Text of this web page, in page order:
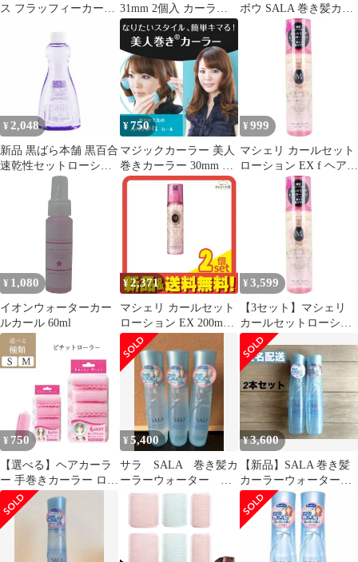
ス フラッフィーカール
ング スタイリング剤 熱
ダメージ カール カール
ヘア ふんわり なめらか
サロン専売品 美容室専
売
31mm 2個入 カーラー
マジックカーラー ホッ
トカーラー 髪 前髪カー
ラー
ボウ SALA 巻き髪カー
ラーウォーター 残量3
¥ 2,048
新品 黒ばら本舗 黒百合
速乾性セットローショ
ンハードつめかえ
200ml 巻き髪 ウェーブ
カール ヘアスタイリン
¥750
マジックカーラー 美人
巻きカーラー 30mm タ
ーコイズ 40ｍｍ ピンク
ヘアカーラー 巻き髪 か
¥ 999
マシェリ カールセット
ローション EX f ヘアス
タイリング 200mL 濃密
パールヘアエステ。
¥ 1,080
イオンウォーターカー
ルカール 60ml
¥2,371
マシェリ カールセット
ローション EX 200mL 2
個セット まとめ売り
¥ 3,599
【3セット】マシェリ
カールセットローショ
ン EX f ヘアスタイリン
グ 200mL
¥ 750
【選べる】ヘアカーラ
ー 手巻きカーラー ロッ
ド ヘアアレンジ スタイ
リング ふんわり ヒート
レスカーラー スポンジ
寝ながら 前髪 カーラー
¥5,400
サラ SALA 巻き髪カ
ーラーウォーター サ
ラの香り カネボウ
¥3,600
【新品】SALA 巻き髪
カーラーウォーター
160ml 2本セット